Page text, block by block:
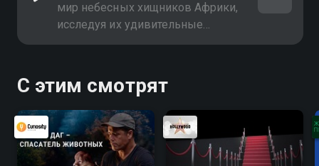
мир небесных хищников Африки,
исследуя их удивительные
навыки охоты, стратегии
небеса!
С этим смотрят